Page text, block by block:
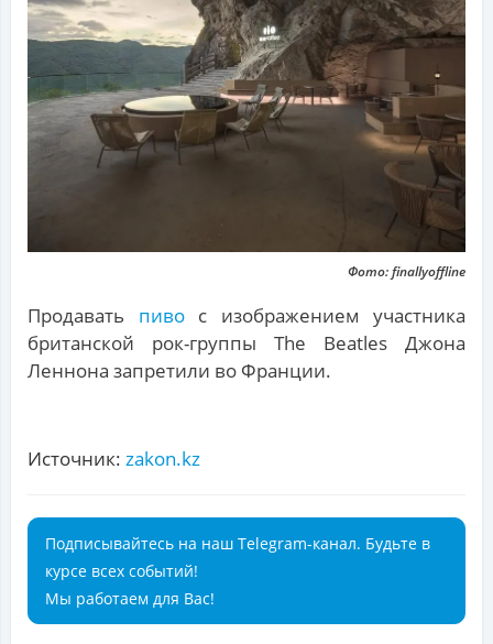
Фото: finallyoffline
Продавать пивос изображением участника
британской рок-группы The Beatles Джона
Леннона запретили во Франции.
Источник: zakon.kz
Подписывайтесь на наш Telegram-канал. Будьте в
курсе всех событий!
Мы работаем для Вас!